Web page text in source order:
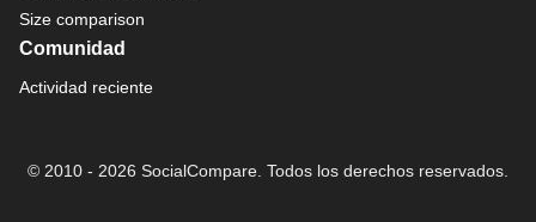
Size comparison
Comunidad
Actividad reciente
© 2010 - 2026 SocialCompare. Todos los derechos reservados.